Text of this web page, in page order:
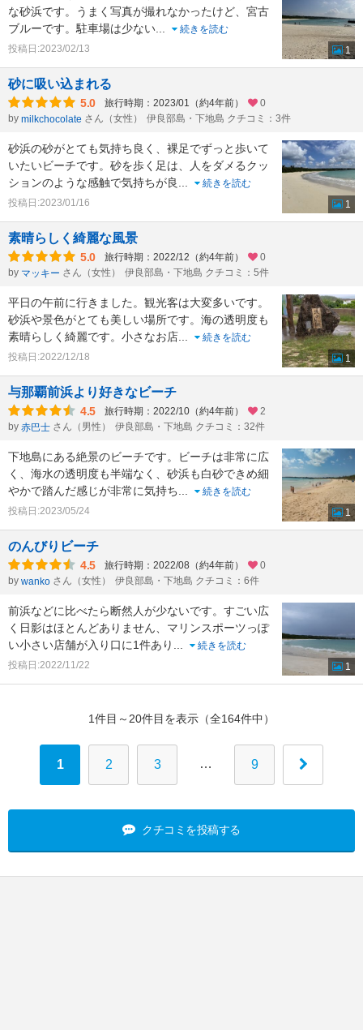
な砂浜です。うまく写真が撮れなかったけど、宮古
ブルーです。駐車場は少ない
続きを読む
投稿日:2023/02/13
1
砂に吸い込まれる
5.0 旅行時期：2023/01（約4年前）
0
by milkchocolate さん（女性） 伊良部島・下地島 クチコミ：3件
砂浜の砂がとても気持ち良く、裸足でずっと歩いて
いたいビーチです。砂を歩く足は、人をダメるクッ
ションのような感触で気持ちが良
続きを読む
投稿日:2023/01/16
1
素晴らしく綺麗な風景
5.0 旅行時期：2022/12（約4年前）
0
by マッキー さん（女性） 伊良部島・下地島 クチコミ：5件
平日の午前に行きました。観光客は大変多いです。
砂浜や景色がとても美しい場所です。海の透明度も
素晴らしく綺麗です。小さなお店
続きを読む
投稿日:2022/12/18
1
与那覇前浜より好きなビーチ
4.5 旅行時期：2022/10（約4年前）
2
by 赤巴士 さん（男性） 伊良部島・下地島 クチコミ：32件
下地島にある絶景のビーチです。ビーチは非常に広
く、海水の透明度も半端なく、砂浜も白砂できめ細
やかで踏んだ感じが非常に気持ち
続きを読む
投稿日:2023/05/24
1
のんびりビーチ
4.5 旅行時期：2022/08（約4年前）
0
by wanko さん（女性） 伊良部島・下地島 クチコミ：6件
前浜などに比べたら断然人が少ないです。すごい広
く日影はほとんどありません、マリンスポーツっぽ
い小さい店舗が入り口に1件あり
続きを読む
投稿日:2022/11/22
1
1件目～20件目を表示（全164件中）
1 2 3 … 9
クチコミを投稿する